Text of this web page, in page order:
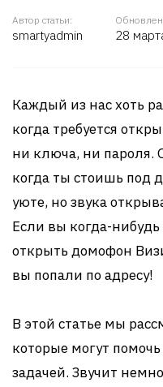
Автор статьи:
smartyadmin 28
Каждый из нас хоть
когда требуется
ни ключа, ни пароля.
когда ты стоишь под
уюте, но звука
Если вы когда-
открыть домофон
вы попали по адресу!
В этой статье мы
которые могут
задачей. Звучит